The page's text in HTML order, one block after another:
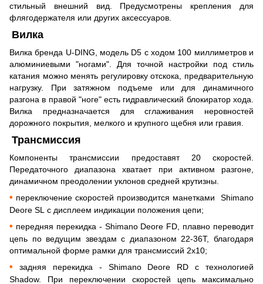
стильный внешний вид. Предусмотрены крепления
для
флягодержателя или других аксессуаров.
Вилка
Вилка бренда U-DING, модель D5 с ходом 100 миллиметров и
алюминиевыми "ногами". Для точной настройки под стиль
катания можно менять регулировку отскока, предварительную
нагрузку. При затяжном подъеме или для динамичного
разгона в правой "ноге" есть гидравлический блокиратор хода.
Вилка предназначается для сглаживания неровностей
дорожного покрытия, мелкого и крупного щебня или гравия.
Трансмиссия
Компоненты трансмиссии предоставят 20 скоростей.
Передаточного диапазона хватает при активном разгоне,
динамичном преодолении уклонов средней крутизны.
• переключение скоростей производится манетками
Shimano
Deore SL с дисплеем индикации положения цепи;
• передняя перекидка - Shimano Deore FD, плавно переводит
цепь по ведущим звездам с диапазоном 22-36Т, благодаря
оптимальной форме рамки для трансмиссий 2х10;
• задняя перекидка - Shimano Deore RD с технологией
Shadow. При переключении скоростей цепь максимально